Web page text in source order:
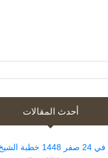
أحدث المقالات
السابقون بالخيرات في